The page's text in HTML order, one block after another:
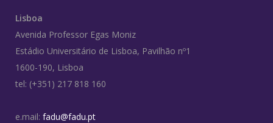
Lisboa
Avenida Professor Egas Moniz
Estádio Universitário de Lisboa, Pavilhão nº1
1600-190, Lisboa
tel: (+351) 217 818 160
e.mail: fadu@fadu.pt